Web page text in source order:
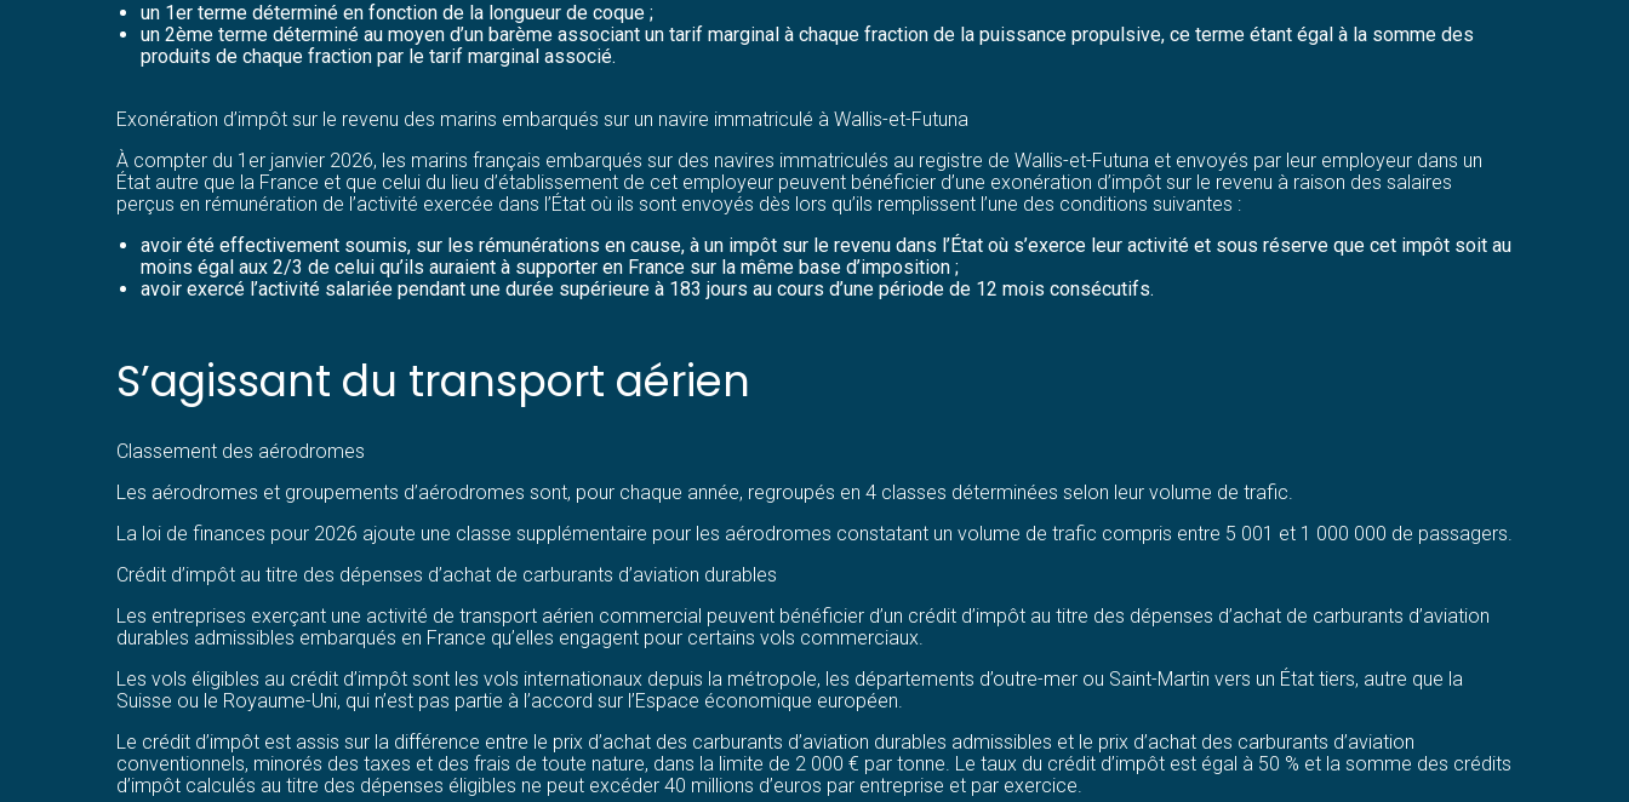
un 1er terme déterminé en fonction de la longueur de coque ;
un 2ème terme déterminé au moyen d’un barème associant un tarif marginal à chaque fraction de la puissance propulsive, ce terme étant égal à la somme des
produits de chaque fraction par le tarif marginal associé.
Exonération d’impôt sur le revenu des marins embarqués sur un navire immatriculé à Wallis-et-Futuna
À compter du 1er janvier 2026, les marins français embarqués sur des navires immatriculés au registre de Wallis-et-Futuna et envoyés par leur employeur dans un
État autre que la France et que celui du lieu d’établissement de cet employeur peuvent bénéficier d’une exonération d’impôt sur le revenu à raison des salaires
perçus en rémunération de l’activité exercée dans l’État où ils sont envoyés dès lors qu’ils remplissent l’une des conditions suivantes :
avoir été effectivement soumis, sur les rémunérations en cause, à un impôt sur le revenu dans l’État où s’exerce leur activité et sous réserve que cet impôt soit au
moins égal aux 2/3 de celui qu’ils auraient à supporter en France sur la même base d’imposition ;
avoir exercé l’activité salariée pendant une durée supérieure à 183 jours au cours d’une période de 12 mois consécutifs.
S’agissant du transport aérien
Classement des aérodromes
Les aérodromes et groupements d’aérodromes sont, pour chaque année, regroupés en 4 classes déterminées selon leur volume de trafic.
La loi de finances pour 2026 ajoute une classe supplémentaire pour les aérodromes constatant un volume de trafic compris entre 5 001 et 1 000 000 de passagers.
Crédit d’impôt au titre des dépenses d’achat de carburants d’aviation durables
Les entreprises exerçant une activité de transport aérien commercial peuvent bénéficier d’un crédit d’impôt au titre des dépenses d’achat de carburants d’aviation
durables admissibles embarqués en France qu’elles engagent pour certains vols commerciaux.
Les vols éligibles au crédit d’impôt sont les vols internationaux depuis la métropole, les départements d’outre-mer ou Saint-Martin vers un État tiers, autre que la
Suisse ou le Royaume-Uni, qui n’est pas partie à l’accord sur l’Espace économique européen.
Le crédit d’impôt est assis sur la différence entre le prix d’achat des carburants d’aviation durables admissibles et le prix d’achat des carburants d’aviation
conventionnels, minorés des taxes et des frais de toute nature, dans la limite de 2 000 € par tonne. Le taux du crédit d’impôt est égal à 50 % et la somme des crédits
d’impôt calculés au titre des dépenses éligibles ne peut excéder 40 millions d’euros par entreprise et par exercice.